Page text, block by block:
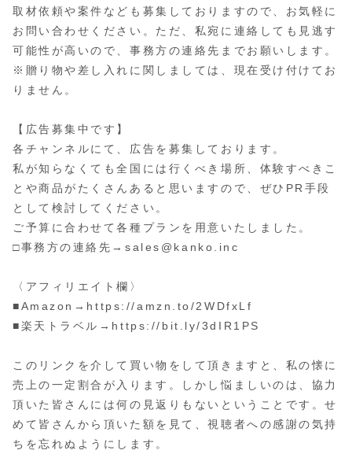
取材依頼や案件なども募集しておりますので、お気軽に
お問い合わせください。ただ、私宛に連絡しても見逃す
可能性が高いので、事務方の連絡先までお願いします。
※贈り物や差し入れに関しましては、現在受け付けてお
りません。
【広告募集中です】
各チャンネルにて、広告を募集しております。
私が知らなくても全国には行くべき場所、体験すべきこ
とや商品がたくさんあると思いますので、ぜひPR手段
として検討してください。
ご予算に合わせて各種プランを用意いたしました。
□事務方の連絡先→sales@kanko.inc
〈アフィリエイト欄〉
■Amazon→https://amzn.to/2WDfxLf
■楽天トラベル→https://bit.ly/3dIR1PS
このリンクを介して買い物をして頂きますと、私の懐に
売上の一定割合が入ります。しかし悩ましいのは、協力
頂いた皆さんには何の見返りもないということです。せ
めて皆さんから頂いた額を見て、視聴者への感謝の気持
ちを忘れぬようにします。